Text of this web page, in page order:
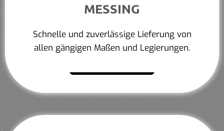
MESSING
Schnelle und zuverlässige Lieferung von
allen gängigen Maßen und Legierungen.